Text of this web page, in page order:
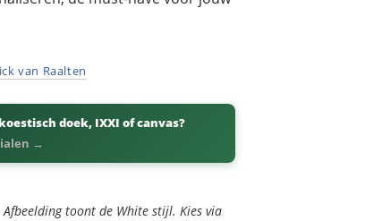
van Raalten
doek, IXXI of canvas?
→
Afbeelding toont de White stijl. Kies via